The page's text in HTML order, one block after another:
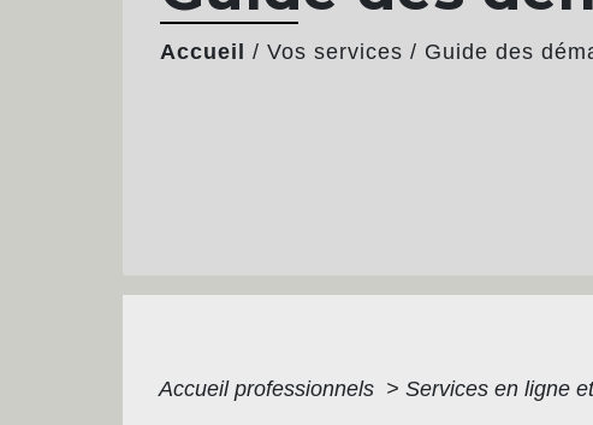
Accueil / Vos services / Guide des
Accueil professionnels > Services en ligne